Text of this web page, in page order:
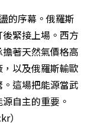
的序幕。俄羅斯
緊接上場。西方
著天然氣價格高
以及俄羅斯輸歐
這場把能源當武
自主的重要。
）